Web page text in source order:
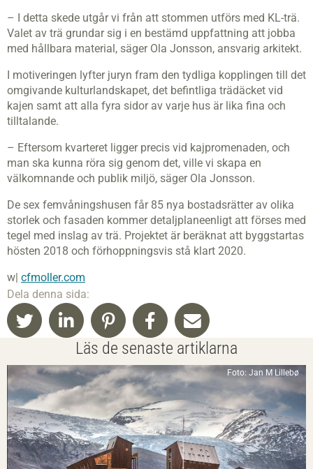
– I detta skede utgår vi från att stommen utförs med KL-trä.
Valet av trä grundar sig i en bestämd uppfattning att jobba
med hållbara material, säger Ola Jonsson, ansvarig arkitekt.
I motiveringen lyfter juryn fram den tydliga kopplingen till det
omgivande kulturlandskapet, det befintliga trädäcket vid
kajen samt att alla fyra sidor av varje hus är lika fina och
tilltalande.
– Eftersom kvarteret ligger precis vid kajpromenaden, och
man ska kunna röra sig genom det, ville vi skapa en
välkomnande och publik miljö, säger Ola Jonsson.
De sex femvåningshusen får 85 nya bostadsrätter av olika
storlek och fasaden kommer detaljplaneenligt att förses med
tegel med inslag av trä. Projektet är beräknat att byggstartas
hösten 2018 och förhoppningsvis stå klart 2020.
w| cfmoller.com
Dela denna sida:
Läs de senaste artiklarna
Foto: Jan M Lillebø